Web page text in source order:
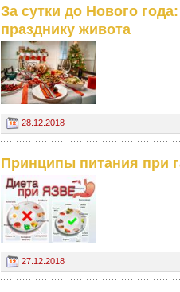
За сутки до Нового
празднику живота
28.12.2018
Принципы питания при
27.12.2018